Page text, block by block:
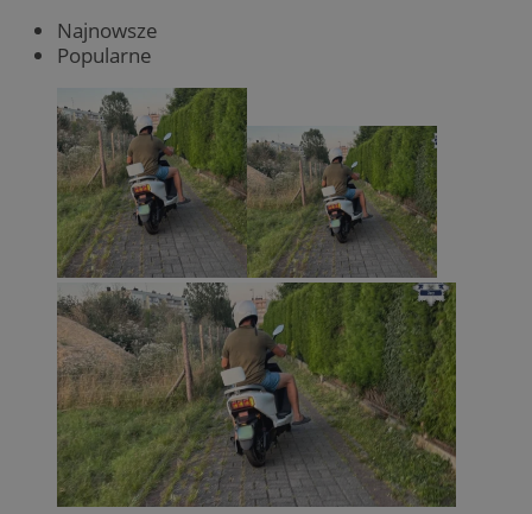
Najnowsze
Popularne